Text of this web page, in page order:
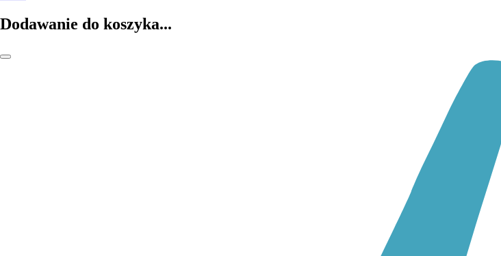
Dodawanie do koszyka...